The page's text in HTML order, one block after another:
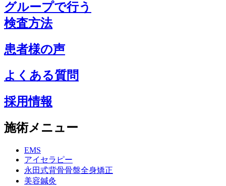
グループで行う
検査方法
患者様の声
よくある質問
採用情報
施術メニュー
EMS
アイセラピー
永田式背骨骨盤全身矯正
美容鍼灸